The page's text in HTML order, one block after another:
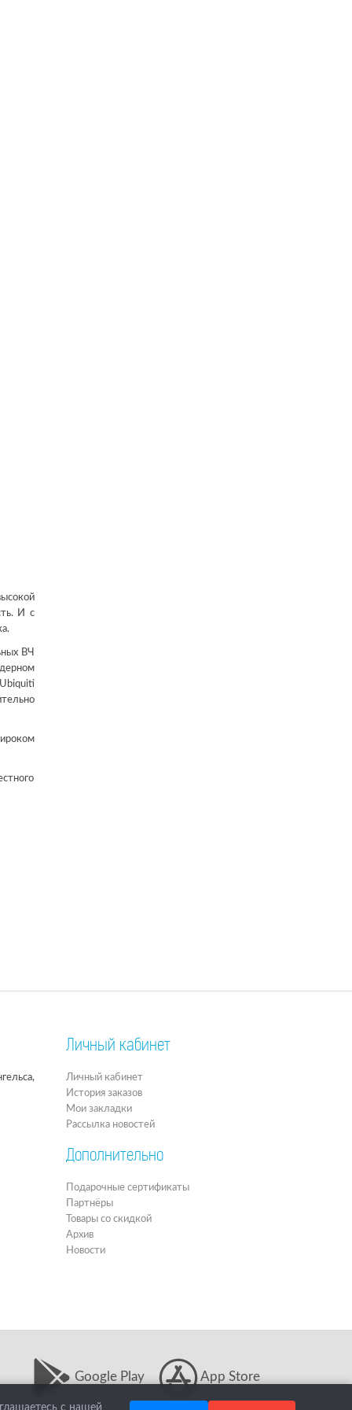
И с
ВЧ
Личный кабинет
Личный кабинет
История заказов
Мои закладки
Рассылка новостей
Дополнительно
Подарочные сертификаты
Партнёры
Товары со скидкой
Архив
Новости
Google Play App Store
с нашей